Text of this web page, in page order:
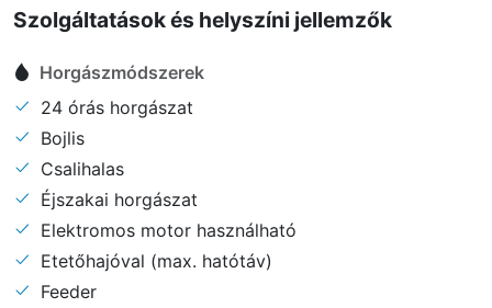
Szolgáltatások és helyszíni jellemzők
Horgászmódszerek
24 órás horgászat
Bojlis
Csalihalas
Éjszakai horgászat
Elektromos motor használható
Etetőhajóval (max. hatótáv)
Feeder